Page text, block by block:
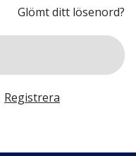
Glömt ditt lösenord?
Registrera